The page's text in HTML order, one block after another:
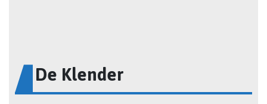
De Klender